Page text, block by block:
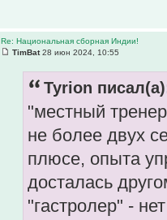
Re: Национальная сборная Индии!
TimBat28 июн 2024, 10:55
Tyrion
"местный
не более двух
плюсе, опыта
досталась
"гастролер" -